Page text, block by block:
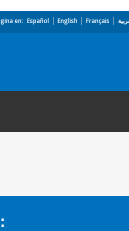
en: Español English Français